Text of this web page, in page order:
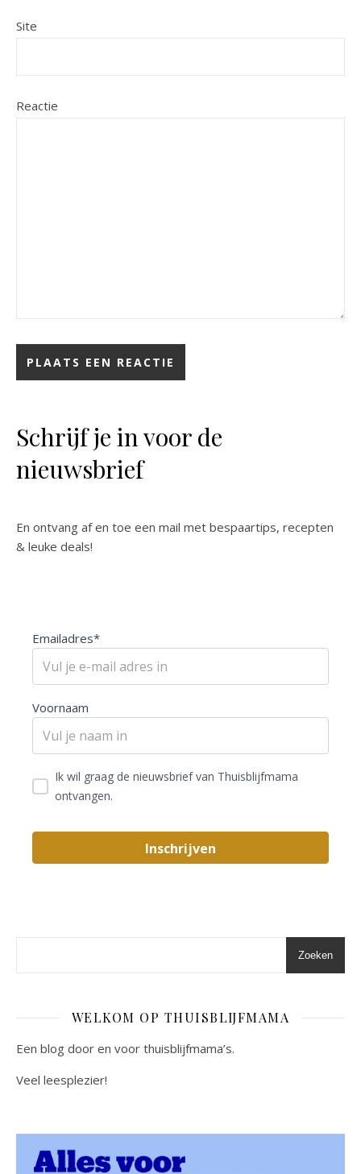
Site
Reactie
Schrijf je in voor de
nieuwsbrief
En ontvang af en toe een mail met bespaartips, recepten
& leuke deals!
Emailadres*
Voornaam
Ik wil graag de nieuwsbrief van Thuisblijfmama
ontvangen.
Zoeken
WELKOM OP THUISBLIJFMAMA
Een blog door en voor thuisblijfmama’s.
Veel leesplezier!